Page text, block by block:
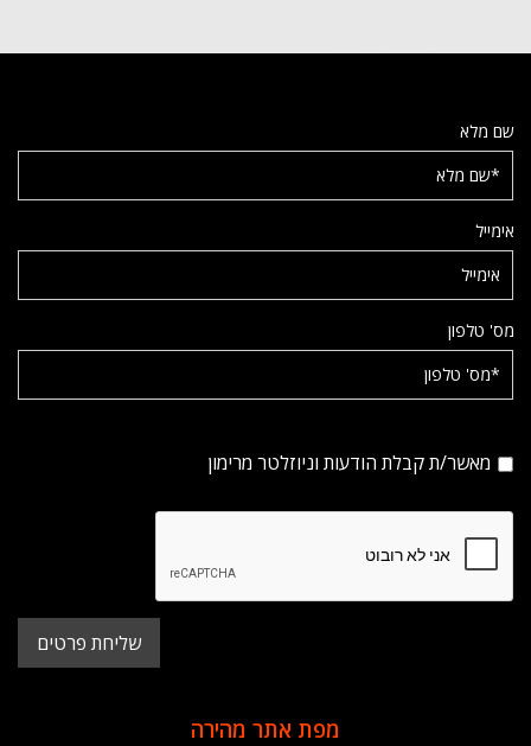
שם מלא
אימייל
מס' טלפון
מאשר/ת קבלת הודעות וניוזלטר מרימון
מפת אתר מהירה